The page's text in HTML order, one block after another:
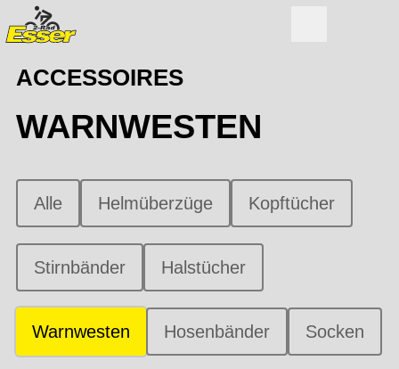
ACCESSOIRES
WARNWESTEN
Alle Helmüberzüge Kopftücher
Stirnbänder Halstücher
Warnwesten Hosenbänder Socken